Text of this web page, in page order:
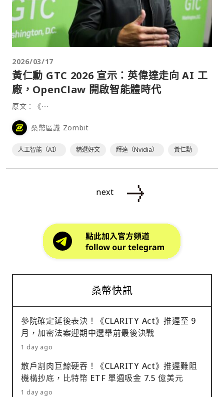
2026/03/17
黃仁勳 GTC 2026 宣示：英偉達走向 AI 工
廠，OpenClaw 開啟智能體時代
原文：《⋯
桑幣區識 Zombit
人工智能（AI） 精選好文 輝達（Nvidia） 黃仁勳
next
桑幣快訊
參院確定延後表決！《CLARITY Act》推遲至 9
月，加密法案迎期中選舉前最後決戰
1 day ago
散戶割肉巨鯨硬吞！《CLARITY Act》推遲難阻
機構抄底，比特幣 ETF 單週吸金 7.5 億美元
1 day ago